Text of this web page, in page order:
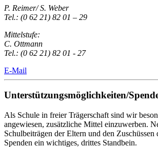
P. Reimer/ S. Weber
Tel.: (0 62 21) 82 01 – 29
Mittelstufe:
C. Ottmann
Tel.: (0 62 21) 82 01 - 27
E-Mail
Unterstützungsmöglichkeiten/
Als Schule in freier Trägerschaft sind wir
angewiesen, zusätzliche Mittel einzuwerben.
Schulbeiträgen der Eltern und den Zuschüssen
Spenden ein wichtiges, drittes Standbein.